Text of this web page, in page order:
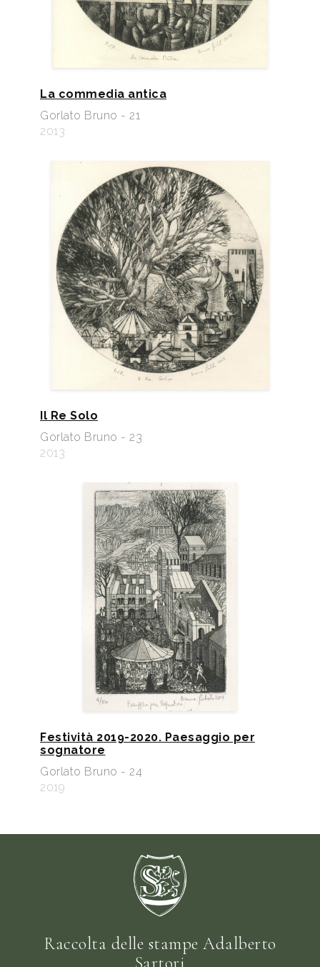
La commedia antica
Gorlato Bruno - 21
2013
Il Re Solo
Gorlato Bruno - 23
2013
Festività 2019-2020. Paesaggio per
sognatore
Gorlato Bruno - 24
2019
Raccolta delle stampe Adalberto